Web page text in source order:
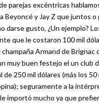
parejas excéntricas
Beyoncé y Jay Z que juntos o
darse gusto, ¿Un ejemplo?
que le costaron 100 mil
Armand de Brignac
muy buen festejo el un club
de 250 mil dólares (más los 50
seguramente a la
importó mucho ya que